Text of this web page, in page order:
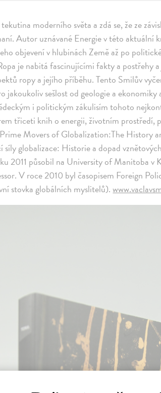
moderního světa a zdá se, že ze
Autor uznávané Energie v této aktuální
objevení v hlubinách Země až po
je nabitá fascinujícími fakty a postřehy
ropy a jejího příběhu. Tento Smilův
jakoukoliv sešlost od geologie a
i politickým zákulisím tohoto
třiceti knih o energii, životním prostředí,
Movers of Globalization:The History
síly globalizace: Historie a dopad
2011 působil na University of Manitoba v
V roce 2010 byl časopisem Foreign
stovka globálních myslitelů).